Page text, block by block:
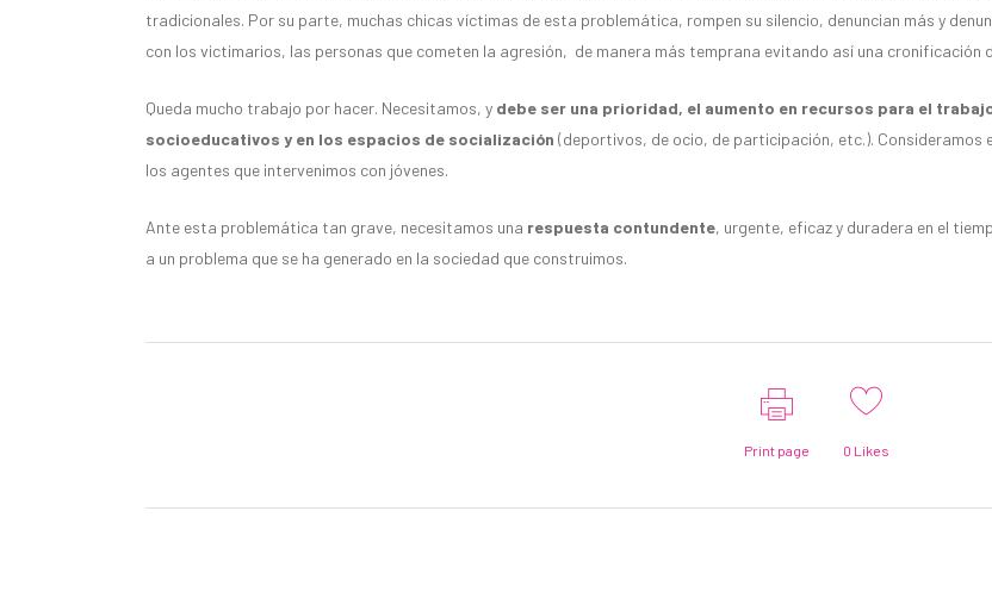
tradicionales. Por su parte, muchas chicas víctimas de esta problemática, rompen su silencio, denuncian más y
con los victimarios, las personas que cometen la agresión, de manera más temprana evitando así una cronificación
Queda mucho trabajo por hacer. Necesitamos, y debe ser una prioridad, el aumento en recursos para el
socioeducativos y en los espacios de socialización (deportivos, de ocio, de participación, etc.).
los agentes que intervenimos con jóvenes.
Ante esta problemática tan grave, necesitamos una respuesta contundente, urgente, eficaz y duradera en el
a un problema que se ha generado en la sociedad que construimos.
Print page 0 Likes